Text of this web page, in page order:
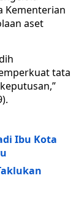
Kementerian
aset
tata
Ibu Kota